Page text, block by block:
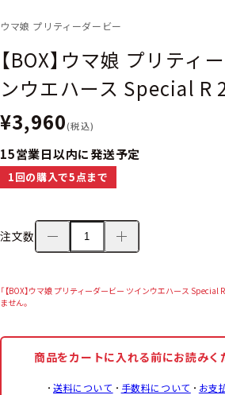
ウマ娘 プリティーダービー
【BOX】ウマ娘 プリティ
ンウエハース Special R
¥3,960(税込)
15営業日以内に発送予定
1回の購入で5点まで
注文数
「【BOX】ウマ娘 プリティーダービー ツインウエハース Special
ません。
商品をカートに入れる前にお読みく
送料について 手数料について
お支